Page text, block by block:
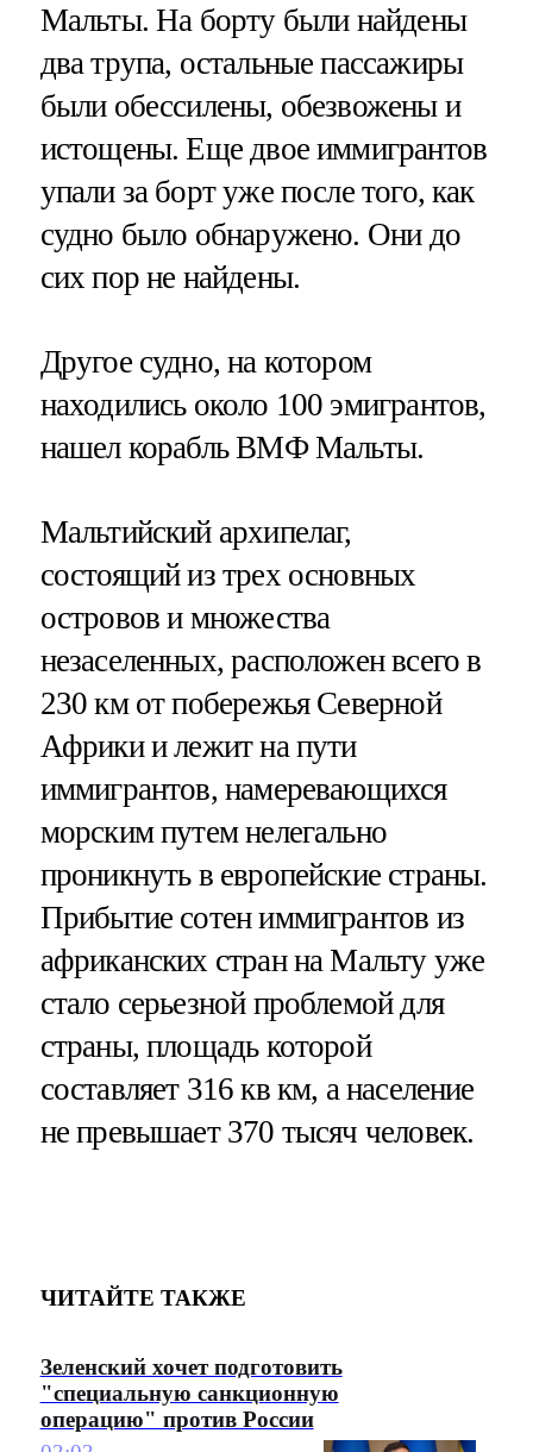
Мальты. На борту были найдены
два трупа, остальные пассажиры
были обессилены, обезвожены и
истощены. Еще двое иммигрантов
упали за борт уже после того, как
судно было обнаружено. Они до
сих пор не найдены.
Другое судно, на котором
находились около 100 эмигрантов,
нашел корабль ВМФ Мальты.
Мальтийский архипелаг,
состоящий из трех основных
островов и множества
незаселенных, расположен всего в
230 км от побережья Северной
Африки и лежит на пути
иммигрантов, намеревающихся
морским путем нелегально
проникнуть в европейские страны.
Прибытие сотен иммигрантов из
африканских стран на Мальту уже
стало серьезной проблемой для
страны, площадь которой
составляет 316 кв км, а население
не превышает 370 тысяч человек.
ЧИТАЙТЕ ТАКЖЕ
Зеленский хочет подготовить
"специальную санкционную
операцию" против России